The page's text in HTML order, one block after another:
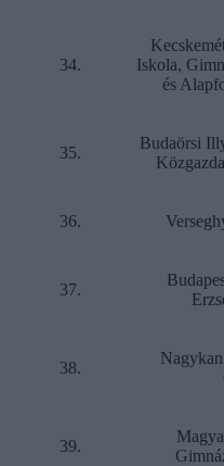
34.
Iskola,
és
35.
Budaörsi
36.
37.
38.
39.